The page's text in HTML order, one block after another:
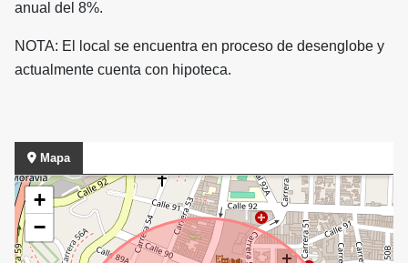
anual del 8%.
NOTA: El local se encuentra en proceso de desenglobe y
actualmente cuenta con hipoteca.
Mapa
+
−